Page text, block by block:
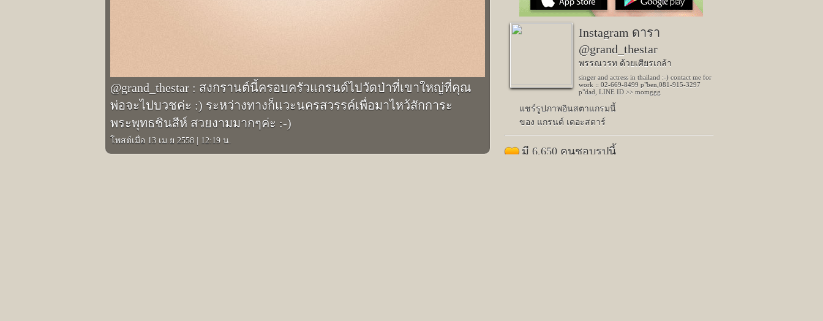
@grand_thestar : สงกรานต์นี้ครอบครัวแกรนด์ไปวัดป่าที่เขาใหญ่ที่คุณ
พ่อจะไปบวชค่ะ :) ระหว่างทางก็แวะนครสวรรค์เพื่อมาไหว้สักการะ
พระพุทธชินสีห์ สวยงามมากๆค่ะ :-)
โพสต์เมื่อ 13 เม.ย 2558 12:19 น.
Instagram ดารา
@grand_thestar
พรรณวรท ด้วยเศียรเกล้า
singer and actress in thailand :-) contact me for
work :: 02-669-8499 p"ben,081-915-3297
p"dad, LINE ID >> momggg
แชร์รูปภาพอินสตาแกรมนี้
ของ แกรนด์ เดอะสตาร์
มี 6,650 คนชอบรูปนี้